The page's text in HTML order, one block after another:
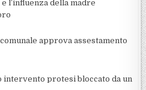
l’influenza della madre
approva assestamento
intervento protesi bloccato da un